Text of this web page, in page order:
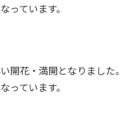
っています。
開花・満開となりました。
っています。